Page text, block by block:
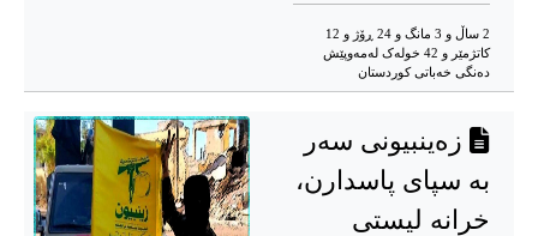
2 ساڵ و 3 مانگ و 24 ڕۆژ و 12
کاتژمێر و 42 خوله‌ک له‌مه‌وپێش‌
دەنگی خەباتی کوردستان
زەینبیونی سەر
بە سپای پاسدارن،
خرانە لیستی